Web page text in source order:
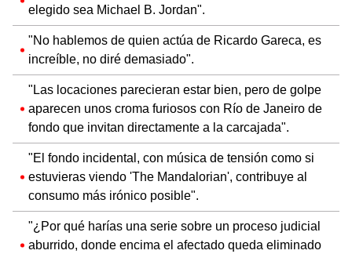
elegido sea Michael B. Jordan".
"No hablemos de quien actúa de Ricardo Gareca, es
increíble, no diré demasiado".
"Las locaciones parecieran estar bien, pero de golpe
aparecen unos croma furiosos con Río de Janeiro de
fondo que invitan directamente a la carcajada".
"El fondo incidental, con música de tensión como si
estuvieras viendo 'The Mandalorian', contribuye al
consumo más irónico posible".
"¿Por qué harías una serie sobre un proceso judicial
aburrido, donde encima el afectado queda eliminado